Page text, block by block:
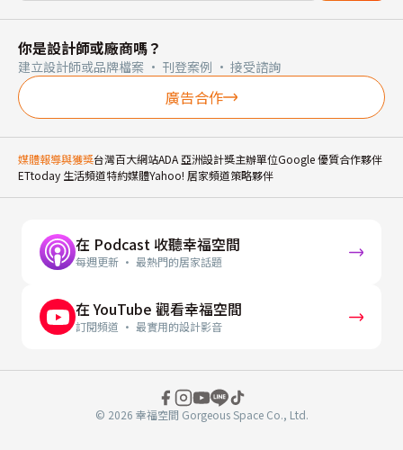
你是設計師或廠商嗎？
建立設計師或品牌檔案 · 刊登案例 · 接受諮詢
廣告合作
媒體報導與獲獎台灣百大網站ADA 亞洲設計獎主辦單位Google 優質合作夥伴
ETtoday 生活頻道特約媒體Yahoo! 居家頻道策略夥伴
在 Podcast 收聽幸福空間
每週更新 · 最熱門的居家話題
在 YouTube 觀看幸福空間
訂閱頻道 · 最實用的設計影音
© 2026 幸福空間 Gorgeous Space Co., Ltd.